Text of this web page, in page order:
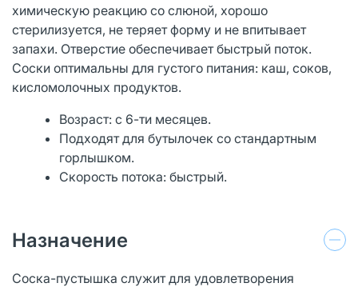
химическую реакцию со слюной, хорошо
стерилизуется, не теряет форму и не впитывает
запахи. Отверстие обеспечивает быстрый поток.
Соски оптимальны для густого питания: каш, соков,
кисломолочных продуктов.
Возраст: с 6-ти месяцев.
Подходят для бутылочек со стандартным
горлышком.
Скорость потока: быстрый.
Назначение
Соска-пустышка служит для удовлетворения